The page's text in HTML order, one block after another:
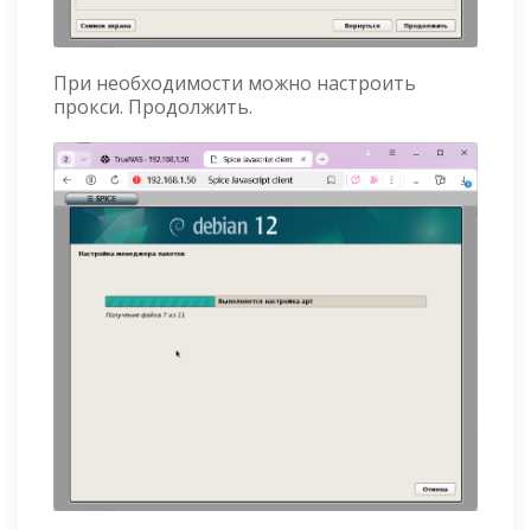
При необходимости можно настроить
прокси. Продолжить.